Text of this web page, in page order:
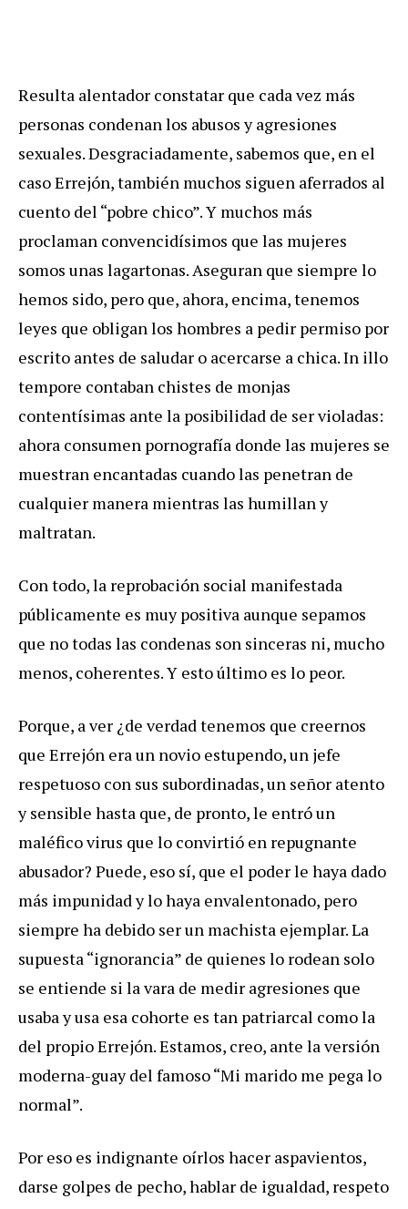
Resulta alentador constatar que cada vez más
personas condenan los abusos y agresiones
sexuales. Desgraciadamente, sabemos que, en el
caso Errejón, también muchos siguen aferrados al
cuento del “pobre chico”. Y muchos más
proclaman convencidísimos que las mujeres
somos unas lagartonas. Aseguran que siempre lo
hemos sido, pero que, ahora, encima, tenemos
leyes que obligan los hombres a pedir permiso por
escrito antes de saludar o acercarse a chica. In illo
tempore contaban chistes de monjas
contentísimas ante la posibilidad de ser violadas:
ahora consumen pornografía donde las mujeres se
muestran encantadas cuando las penetran de
cualquier manera mientras las humillan y
maltratan.
Con todo, la reprobación social manifestada
públicamente es muy positiva aunque sepamos
que no todas las condenas son sinceras ni, mucho
menos, coherentes. Y esto último es lo peor.
Porque, a ver ¿de verdad tenemos que creernos
que Errejón era un novio estupendo, un jefe
respetuoso con sus subordinadas, un señor atento
y sensible hasta que, de pronto, le entró un
maléfico virus que lo convirtió en repugnante
abusador? Puede, eso sí, que el poder le haya dado
más impunidad y lo haya envalentonado, pero
siempre ha debido ser un machista ejemplar. La
supuesta “ignorancia” de quienes lo rodean solo
se entiende si la vara de medir agresiones que
usaba y usa esa cohorte es tan patriarcal como la
del propio Errejón. Estamos, creo, ante la versión
moderna-guay del famoso “Mi marido me pega lo
normal”.
Por eso es indignante oírlos hacer aspavientos,
darse golpes de pecho, hablar de igualdad, respeto